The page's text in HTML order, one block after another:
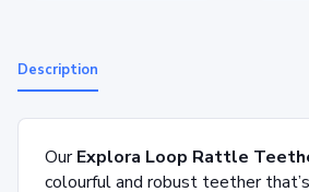
Description
OurExplora Loop Rattle
colourful and robust teether